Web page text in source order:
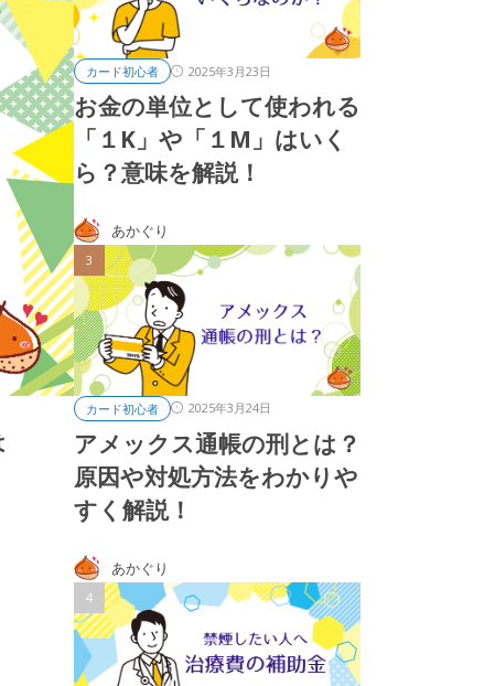
カード初心者 2025年3月23日
お金の単位として使われる
「１K」や「１M」はいく
ら？意味を解説！
あかぐり
カード初心者 2025年3月24日
アメックス通帳の刑とは？
原因や対処方法をわかりや
すく解説！
あかぐり